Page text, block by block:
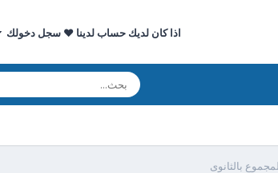
اذا كان لديك حساب لدينا ♥ سجل دخولك
بالثانوى